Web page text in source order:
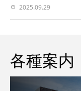
2025.09.29
各種案内